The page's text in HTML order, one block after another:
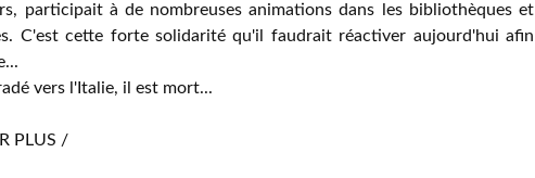
participait à de nombreuses animations dans les bibliothèques et
C'est cette forte solidarité qu'il faudrait réactiver aujourd'hui afin
vers l'Italie, il est mort...
PLUS /